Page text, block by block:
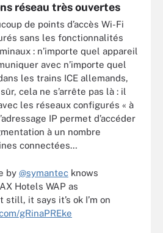
réseau très ouvertes
de points d’accès Wi-Fi
sans les fonctionnalités
: n’importe quel appareil
avec n’importe quel
les trains ICE allemands,
cela ne s’arrête pas là : il
les réseaux configurés « à
IP permet d’accéder
à un nombre
connectées…
by @symantec knows
Hotels WAP as
still, it says it’s ok I’m on
gRinaPREke